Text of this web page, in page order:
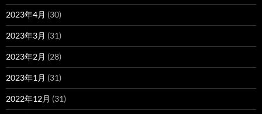
2023年4月 (30)
2023年3月 (31)
2023年2月 (28)
2023年1月 (31)
2022年12月 (31)